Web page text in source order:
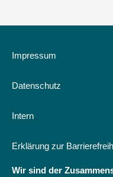
Impressum
Datenschutz
Intern
Erklärung zur
Wir sind der